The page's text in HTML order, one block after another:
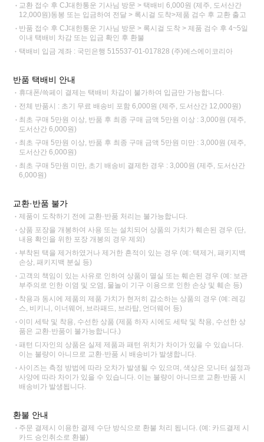
교환 접수 후 CJ대한통운 기사님 방문 > 택배비 6,000원 (제주, 도서산간
12,000원)동봉 또는 입금하여 전달 > 록시걸 도착>제품 검수 후 교환 출고
반품 접수 후 CJ대한통운 기사님 방문 > 록시걸 도착 > 제품 검수 후 4~5일
이내 택배비 차감 또는 입금 확인 후 환불
택배비 입금 계좌 : 국민은행 515537-01-017828 (주)에스에이코리아
반품 택배비 안내
휴대폰/쓱페이 결제는 택배비 차감이 불가하여 입금만 가능합니다.
전체 반품시 : 초기 무료 배송비 포함 6,000원 (제주, 도서산간 12,000원)
최초 구매 5만원 이상, 반품 후 최종 구매 금액 5만원 이상 : 3,000원 (제주,
도서산간 6,000원)
최초 구매 5만원 이상, 반품 후 최종 구매 금액 5만원 미만 : 3,000원 (제주,
도서산간 6,000원)
최초 구매 5만원 미만, 초기 배송비 결제한 경우 : 3,000원 (제주, 도서산간
6,000원)
교환·반품 불가
제품이 도착하기 전에 교환·반품 처리는 불가능합니다.
상품 포장을 개봉하여 사용 또는 설치되어 상품의 가치가 훼손된 경우 (단,
내용 확인을 위한 포장 개봉의 경우 제외)
부착된 택을 제거하였거나 제거한 흔적이 있는 경우 (예: 택제거, 패키지백
손상, 패키지백 분실 등)
고객의 책임이 있는 사유로 인하여 상품이 멸실 또는 훼손된 경우 (예: 보관
부주의로 인한 이염 및 오염, 물놀이 기구 이용으로 인한 손상 및 훼손 등)
착용과 동시에 제품의 제품 가치가 현저히 감소하는 상품의 경우 (예: 레깅
스, 비키니, 이너웨어, 브라패드, 브라탑, 언더웨어 등)
이미 세탁 및 착용, 수선한 상품 (제품 하자 시에도 세탁 및 착용, 수선한 상
품은 교환·반품이 불가능합니다.)
패턴 디자인의 상품은 실제 제품과 패턴 위치가 차이가 있을 수 있습니다.
이는 불량이 아니므로 교환·반품 시 배송비가 발생합니다.
사이즈는 측정 방법에 따라 오차가 발생될 수 있으며, 색상은 모니터 설정과
사양에 따라 차이가 있을 수 있습니다. 이는 불량이 아니므로 교환·반품 시
배송비가 발생됩니다.
환불 안내
주문 결제시 이용한 결제 수단 방식으로 환불 처리 됩니다. (예: 카드결제 시
카드 승인취소로 환불)